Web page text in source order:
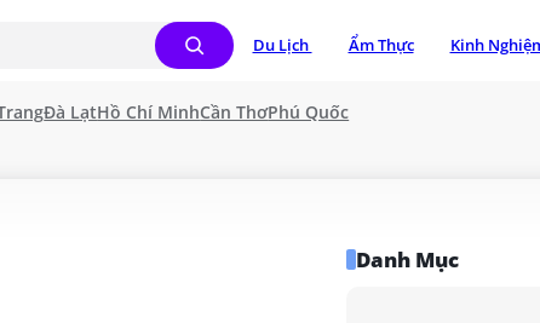
Du Lịch Ẩm Thực Kinh
Đà LạtHồ Chí MinhCần ThơPhú Quốc
Danh Mục